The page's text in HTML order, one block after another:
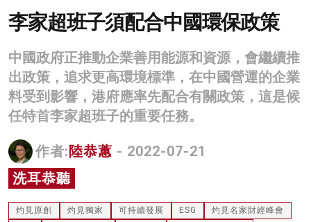
生活
商業
科技
名家榜
灼見活動
關於我們
李家超班子須配合中國環保政策
中國政府正推動企業善用能源和資源，會繼續推
出政策，追求更高環境標準，在中國營運的企業
料受到影響，港府應率先配合有關政策，這是候
任特首李家超班子的重要任務。
作者: 陸恭蕙 - 2022-07-21
洗耳恭聽
灼見原創 灼見獨家 可持續發展 ESG
灼見名家財經峰會